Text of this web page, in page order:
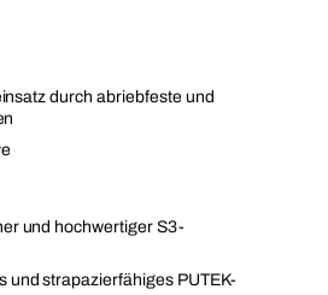
durch abriebfeste und
und hochwertiger S3-
und strapazierfähiges PUTEK-